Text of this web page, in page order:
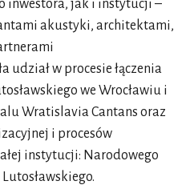
gnębieni i okupowani przez
uległ wdziękom
smugę cienia,
siły, by wraz z oprawcami
W ten sposób uratował swój
kochankowie w kompozycji
solistami Chór Capella
Tego rodzaju kwestie
inwestora, jak i instytucji –
akustyki, architektami,
udział w procesie łączenia
we Wrocławiu i
Wratislavia Cantans oraz
i procesów
instytucji: Narodowego